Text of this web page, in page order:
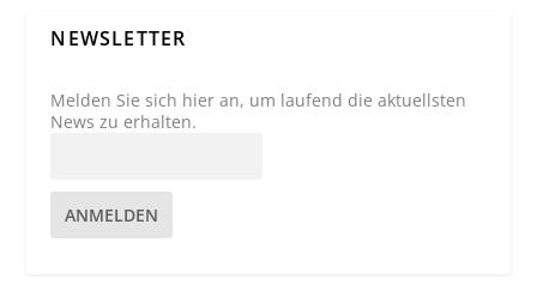
NEWSLETTER
Melden Sie sich hier an, um laufend die aktuellsten
News zu erhalten.
ANMELDEN